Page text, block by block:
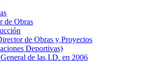
de Obras
de Obras y Proyectos
Deportivas)
de las I.D. en 2006